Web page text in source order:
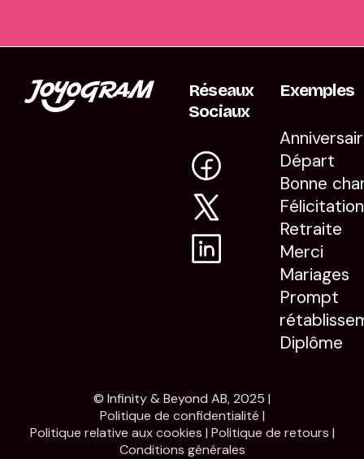
Réseaux
Sociaux
Exemples
Départ
Bonne
Retraite
Merci
Mariages
Prompt
Diplôme
© Infinity & Beyond AB, 2025 |
Politique de confidentialité |
Politique relative aux cookies | Politique de retours |
Conditions générales